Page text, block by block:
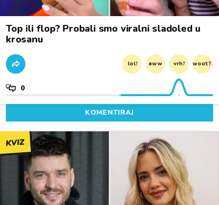
Top ili flop? Probali smo viralni sladoled u
krosanu
lol! aww vrh! woot?!
0
KOMENTIRAJ
KVIZ